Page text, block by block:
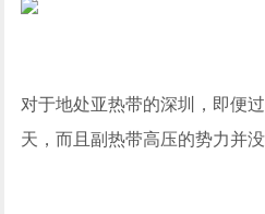
对于地处亚热带的深圳，即便
天，而且副热带高压的势力并